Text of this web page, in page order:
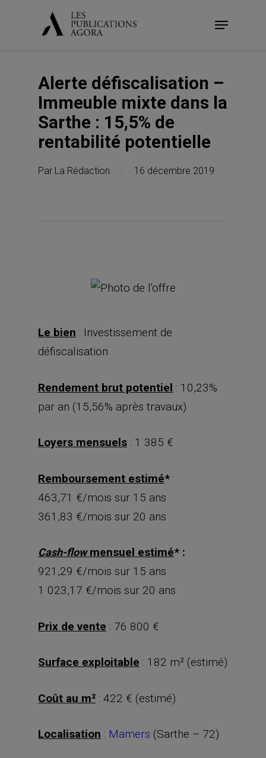
Menu
Alerte défiscalisation –
Immeuble mixte dans la
Sarthe : 15,5% de
rentabilité potentielle
Par La Rédaction 16 décembre 2019
Le bien : Investissement de
défiscalisation
Rendement brut potentiel : 10,23%
par an (15,56% après travaux)
Loyers mensuels : 1 385 €
Remboursement estimé* :
463,71 €/mois sur 15 ans
361,83 €/mois sur 20 ans
Cash-flowmensuel estimé* :
921,29 €/mois sur 15 ans
1 023,17 €/mois sur 20 ans
Prix de vente : 76 800 €
Surface exploitable : 182 m² (estimé)
Coût au m² : 422 € (estimé)
Localisation : Mamers (Sarthe – 72)